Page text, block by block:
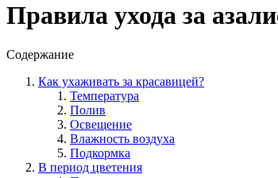
Правила ухода за
Содержание
Как ухаживать за красавицей?
Температура
Полив
Освещение
Влажность воздуха
Подкормка
В период цветения